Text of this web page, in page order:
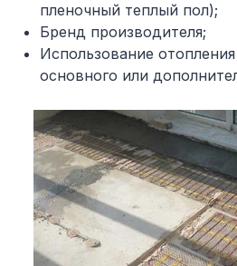
пленочный теплый пол);
Бренд производителя;
Использование
основного или